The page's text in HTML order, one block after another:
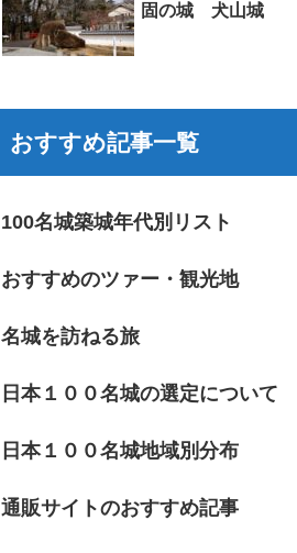
固の城 犬山城
おすすめ記事一覧
100名城築城年代別リスト
おすすめのツァー・観光地
名城を訪ねる旅
日本１００名城の選定について
日本１００名城地域別分布
通販サイトのおすすめ記事